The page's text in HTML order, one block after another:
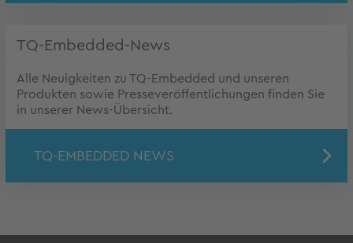
TQ-Embedded-News
Alle Neuigkeiten zu TQ-Embedded und unseren
Produkten sowie Presseveröffentlichungen finden Sie
in unserer News-Übersicht.
TQ-EMBEDDED NEWS